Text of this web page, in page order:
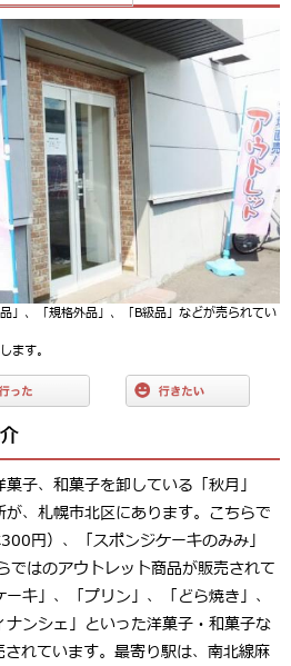
」、「規格外品」、「B級品」などが売られてい
ます。
子、和菓子を卸している「秋月」
が、札幌市北区にあります。こちらで
円）、「スポンジケーキのみみ」
ではのアウトレット商品が販売されて
キ」、「プリン」、「どら焼き」、
ナンシェ」といった洋菓子・和菓子な
れています。最寄り駅は、南北線麻